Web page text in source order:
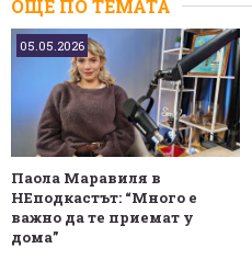
ОЩЕ ПО ТЕМАТА
05.05.2026
Паола Маравиля в
НЕподкастът: “Много е
важно да те приемат у
дома”